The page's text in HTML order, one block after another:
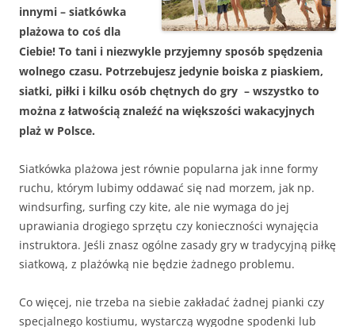
innymi – siatkówka
plażowa to coś dla
Ciebie! To tani i niezwykle przyjemny sposób spędzenia
wolnego czasu. Potrzebujesz jedynie boiska z piaskiem,
siatki, piłki i kilku osób chętnych do gry – wszystko to
można z łatwością znaleźć na większości wakacyjnych
plaż w Polsce.
Siatkówka plażowa jest równie popularna jak inne formy
ruchu, którym lubimy oddawać się nad morzem, jak np.
windsurfing, surfing czy kite, ale nie wymaga do jej
uprawiania drogiego sprzętu czy konieczności wynajęcia
instruktora. Jeśli znasz ogólne zasady gry w tradycyjną piłkę
siatkową, z plażówką nie będzie żadnego problemu.
Co więcej, nie trzeba na siebie zakładać żadnej pianki czy
specjalnego kostiumu, wystarczą wygodne spodenki lub